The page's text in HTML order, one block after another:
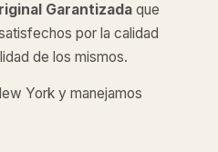
Garantizada que
por la calidad
de los mismos.
York y manejamos